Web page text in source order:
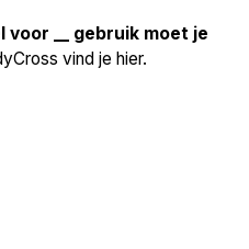
voor __ gebruik moet je
vind je hier.